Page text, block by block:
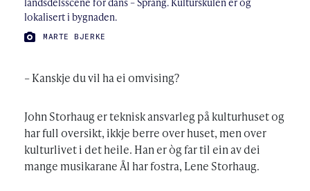
landsdelsscene for dans – Sprang. Kulturskulen er òg
lokalisert i bygnaden.
FOTO:
MARTE BJERKE
– Kanskje du vil ha ei omvising?
John Storhaug er teknisk ansvarleg på kulturhuset og
har full oversikt, ikkje berre over huset, men over
kulturlivet i det heile. Han er òg far til ein av dei
mange musikarane Ål har fostra, Lene Storhaug.